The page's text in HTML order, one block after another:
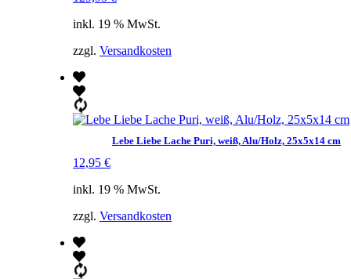
inkl. 19 % MwSt.
zzgl. Versandkosten
Lebe Liebe Lache Puri, weiß, Alu/Holz, 25x5x14 cm
12,95 €
inkl. 19 % MwSt.
zzgl. Versandkosten